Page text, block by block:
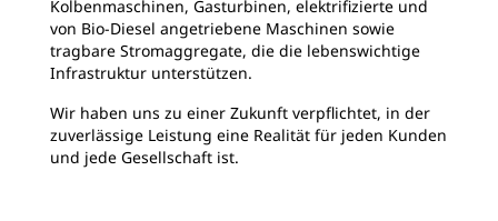
Kolbenmaschinen, Gasturbinen, elektrifizierte und
von Bio-Diesel angetriebene Maschinen sowie
tragbare Stromaggregate, die die lebenswichtige
Infrastruktur unterstützen.
Wir haben uns zu einer Zukunft verpflichtet, in der
zuverlässige Leistung eine Realität für jeden Kunden
und jede Gesellschaft ist.